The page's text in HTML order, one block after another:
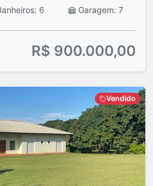
6 Garagem: 7
R$ 900.000,00
Vendido